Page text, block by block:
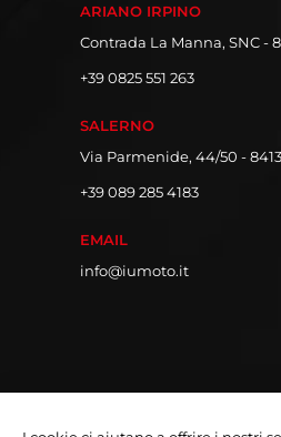
ARIANO IRPINO
Contrada La Manna, SNC -
+39 0825 551 263
SALERNO
Via Parmenide, 44/50 -
+39 089 285 4183
EMAIL
info@iumoto.it